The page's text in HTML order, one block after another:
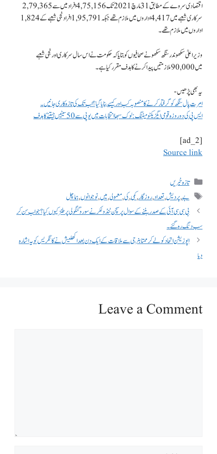
اقتصادی سروے کے مطابق 31 مارچ 2021 تک 4,75,156 افراد میں سے 2,79,365
سرکاری شعبے میں 4,417 اداروں میں ملازم تھے جبکہ 1,95,791 افراد نجی شعبے کے 1,824
اداروں میں ملازم تھے۔
وزیر اعلیٰ سکھوندر سنگھ سکھو نے صحافیوں کو بتایا کہ حکومت نے اس سال سرکاری اور نجی شعبے
میں 90,000 ملازمتیں پیدا کرنے کا ہدف مقرر کیا ہے۔
یہ بھی پڑھیں-
امرت پال سنگھ کو گرفتار کرنے کا منصوبہ کب اور کیسے بنایا گیا؟ اب تک کی تازہ کاری جانیں۔
ایس پی کی دو روزہ قومی ایگزیکٹو میٹنگ: لوک سبھا انتخابات میں یوپی سے 50 سیٹیں جیتنے کا ہدف
[ad_2]
Source link
تازہ خبریں
بے,پردیش,تعداد,روزگار,کمی,کی,معمولی,میں,نوجوانوں,ہماچل
بی سی سی آئی کے صدر بننے کے سوال پر سچن ٹنڈولکر نے سورو گنگولی پر طنز کیوں کیا؟ جواب سن کر
سب دنگ رہ گئے۔
اپوزیشن اتحاد کو لے کر ممتا بنرجی سے ملاقات کے ایک دن بعد اکھلیش نے کانگریس کو یہ اشارہ
دیا
Leave a Comment